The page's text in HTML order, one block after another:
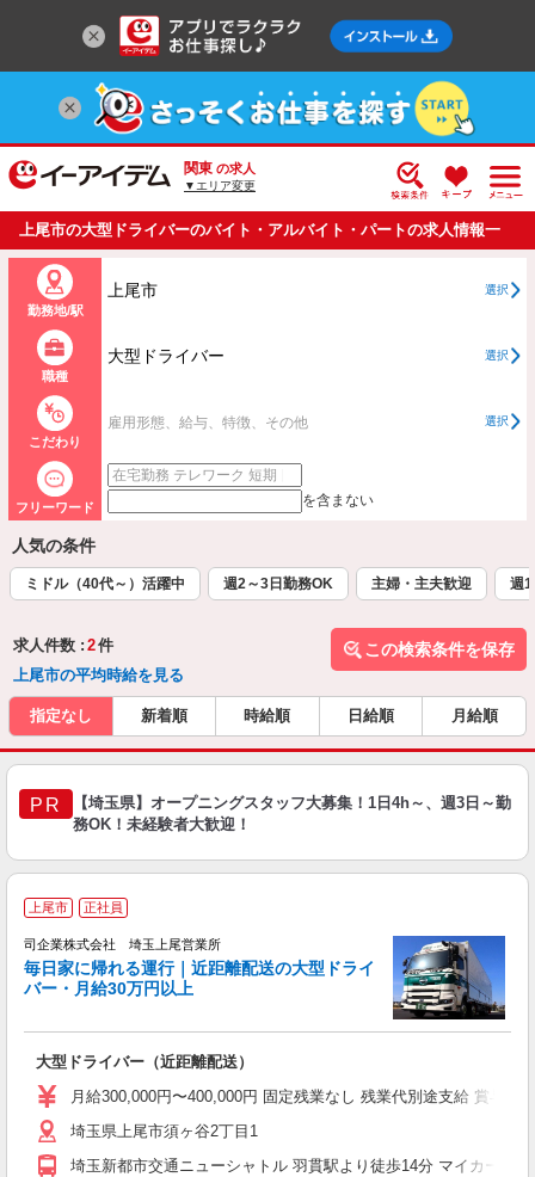
関東 の求人
▼エリア変更
上尾市の大型ドライバーのバイト・アルバイト・パートの求人情報一
覧
勤務地/駅
上尾市 選択
職種
大型ドライバー 選択
こだわり
雇用形態、給与、特徴、その他 選択
フリーワード を含まない
人気の条件
ミドル（40代～）活躍中 週2～3日勤務OK 主婦・主夫歓迎 週
求人件数 : 2件
上尾市の平均時給を見る
この検索条件を保存
指定なし 新着順 時給順 日給順 月給順
PR
【埼玉県】オープニングスタッフ大募集！1日4h～、週3日～勤
務OK！未経験者大歓迎！
上尾市 正社員
司企業株式会社 埼玉上尾営業所
毎日家に帰れる運行｜近距離配送の大型ドライ
バー・月給30万円以上
大型ドライバー（近距離配送）
月給300,000円〜400,000円 固定残業なし 残業代別途支給 賞与
埼玉県上尾市須ヶ谷2丁目1
埼玉新都市交通ニューシャトル 羽貫駅より徒歩14分 マイカー通勤